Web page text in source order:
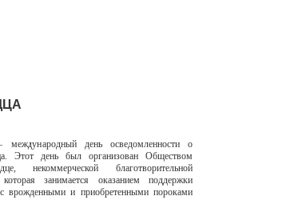
день осведомленности о
Этот день был организован Обществом
некоммерческой благотворительной
которая занимается оказанием поддержки
врожденными и приобретенными пороками